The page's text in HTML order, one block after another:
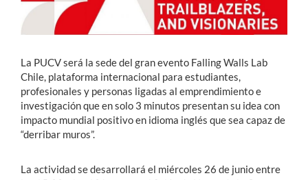
La PUCV será la sede del gran evento Falling Walls Lab
Chile, plataforma internacional para estudiantes,
profesionales y personas ligadas al emprendimiento e
investigación que en solo 3 minutos presentan su idea con
impacto mundial positivo en idioma inglés que sea capaz de
“derribar muros”.
La actividad se desarrollará el miércoles 26 de junio entre